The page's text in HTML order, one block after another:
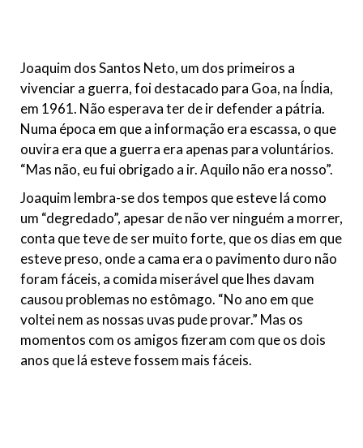
Joaquim dos Santos Neto, um dos primeiros a
vivenciar a guerra, foi destacado para Goa, na Índia,
em 1961. Não esperava ter de ir defender a pátria.
Numa época em que a informação era escassa, o que
ouvira era que a guerra era apenas para voluntários.
“Mas não, eu fui obrigado a ir. Aquilo não era nosso”.
Joaquim lembra-se dos tempos que esteve lá como
um “degredado”, apesar de não ver ninguém a morrer,
conta que teve de ser muito forte, que os dias em que
esteve preso, onde a cama era o pavimento duro não
foram fáceis, a comida miserável que lhes davam
causou problemas no estômago. “No ano em que
voltei nem as nossas uvas pude provar.” Mas os
momentos com os amigos fizeram com que os dois
anos que lá esteve fossem mais fáceis.